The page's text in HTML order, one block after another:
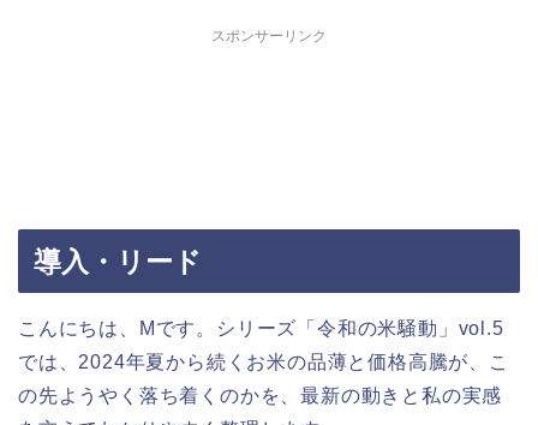
スポンサーリンク
導入・リード
こんにちは、Mです。シリーズ「令和の米騒動」vol.5
では、2024年夏から続くお米の品薄と価格高騰が、こ
の先ようやく落ち着くのかを、最新の動きと私の実感